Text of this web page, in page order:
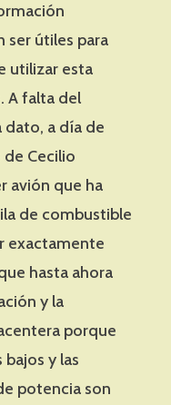
ser útiles para
utilizar esta
A falta del
dato, a día de
de Cecilio
avión que ha
de combustible
exactamente
hasta ahora
y la
porque
y las
potencia son